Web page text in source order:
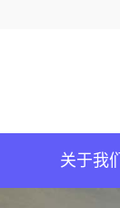
关于我们